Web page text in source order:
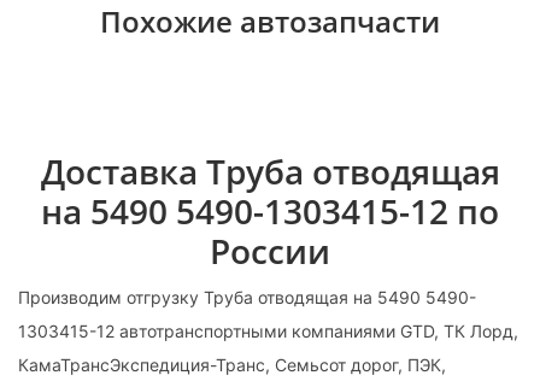
Похожие автозапчасти
Доставка Труба отводящая
на 5490 5490-1303415-12 по
России
Производим отгрузку Труба отводящая на 5490 5490-
1303415-12 автотранспортными компаниями GTD, ТК Лорд,
КамаТрансЭкспедиция-Транс, Семьсот дорог, ПЭК,